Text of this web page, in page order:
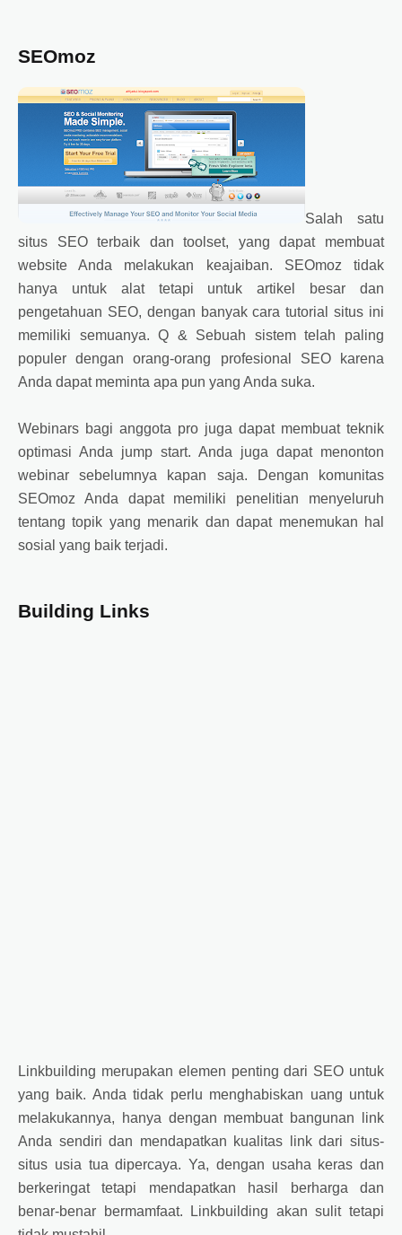
SEOmoz
Salah satu
situs SEO terbaik dan toolset, yang dapat membuat
website Anda melakukan keajaiban. SEOmoz tidak
hanya untuk alat tetapi untuk artikel besar dan
pengetahuan SEO, dengan banyak cara tutorial situs ini
memiliki semuanya. Q & Sebuah sistem telah paling
populer dengan orang-orang profesional SEO karena
Anda dapat meminta apa pun yang Anda suka.
Webinars bagi anggota pro juga dapat membuat teknik
optimasi Anda jump start. Anda juga dapat menonton
webinar sebelumnya kapan saja. Dengan komunitas
SEOmoz Anda dapat memiliki penelitian menyeluruh
tentang topik yang menarik dan dapat menemukan hal
sosial yang baik terjadi.
Building Links
Linkbuilding merupakan elemen penting dari SEO untuk
yang baik. Anda tidak perlu menghabiskan uang untuk
melakukannya, hanya dengan membuat bangunan link
Anda sendiri dan mendapatkan kualitas link dari situs-
situs usia tua dipercaya. Ya, dengan usaha keras dan
berkeringat tetapi mendapatkan hasil berharga dan
benar-benar bermamfaat. Linkbuilding akan sulit tetapi